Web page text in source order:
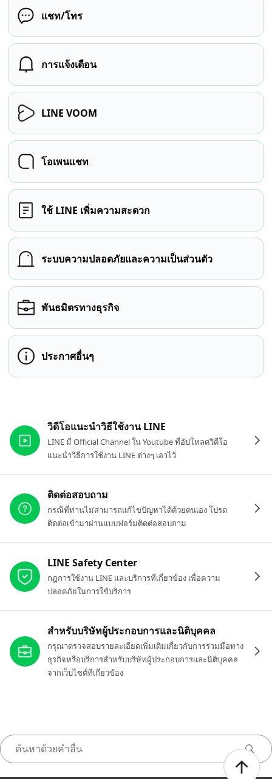
แชท/โทร
การแจ้งเตือน
LINE VOOM
โอเพนแชท
ใช้ LINE เพิ่มความสะดวก
ระบบความปลอดภัยและความเป็นส่วนตัว
พันธมิตรทางธุรกิจ
ประกาศอื่นๆ
วิดีโอแนะนำวิธีใช้งาน LINE
LINE มี Official Channel ใน Youtube ที่อัปโหลดวิดีโอ
แนะนำวิธีการใช้งาน LINE ต่างๆ เอาไว้
ติดต่อสอบถาม
กรณีที่ท่านไม่สามารถแก้ไขปัญหาได้ด้วยตนเอง โปรด
ติดต่อเข้ามาผ่านแบบฟอร์มติดต่อสอบถาม
LINE Safety Center
กฎการใช้งาน LINE และบริการที่เกี่ยวข้อง เพื่อความ
ปลอดภัยในการใช้บริการ
สำหรับบริษัทผู้ประกอบการและนิติบุคคล
กรุณาตรวจสอบรายละเอียดเพิ่มเติมเกี่ยวกับการร่วมมือทาง
ธุรกิจหรือบริการสำหรับบริษัทผู้ประกอบการและนิติบุคคล
จากเว็บไซต์ที่เกี่ยวข้อง